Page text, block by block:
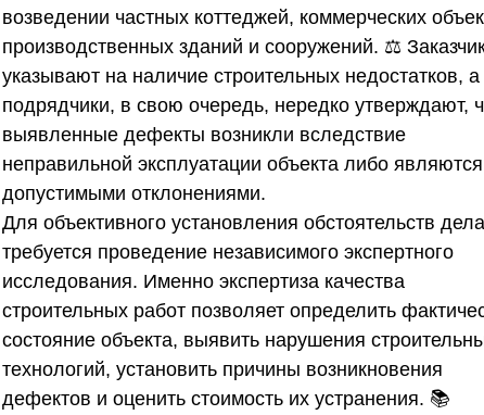
возведении частных коттеджей, коммерческих
производственных зданий и сооружений. ⚖️
указывают на наличие строительных недостатков, а
подрядчики, в свою очередь, нередко утверждают,
выявленные дефекты возникли вследствие
неправильной эксплуатации объекта либо являются
допустимыми отклонениями.
Для объективного установления обстоятельств дела
требуется проведение независимого экспертного
исследования. Именно экспертиза качества
строительных работ позволяет определить
состояние объекта, выявить нарушения
технологий, установить причины возникновения
дефектов и оценить стоимость их устранения. 📚